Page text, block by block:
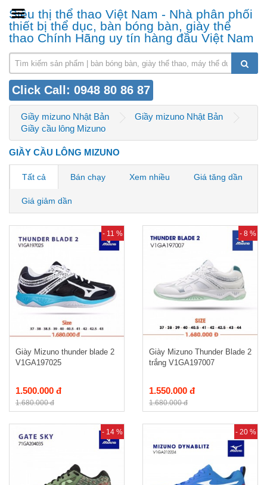
Siêu thị thể thao Việt Nam - Nhà phân phối
thiết bị thể dục, bàn bóng bàn, giày thể
thao Chính Hãng uy tín hàng đầu Việt Nam
Click Call: 0948 80 86 87
Giầy mizuno Nhật Bản
Giầy mizuno Nhật Bản
Giầy cầu lông Mizuno
GIẦY CẦU LÔNG MIZUNO
Tất cả Bán chạy Xem nhiều Giá tăng dần
Giá giảm dần
- 11 %
Giày Mizuno thunder blade 2
V1GA197025
1.500.000 đ
1.680.000 đ
- 8 %
Giày Mizuno Thunder Blade 2
trắng V1GA197007
1.550.000 đ
1.680.000 đ
- 14 % - 20 %